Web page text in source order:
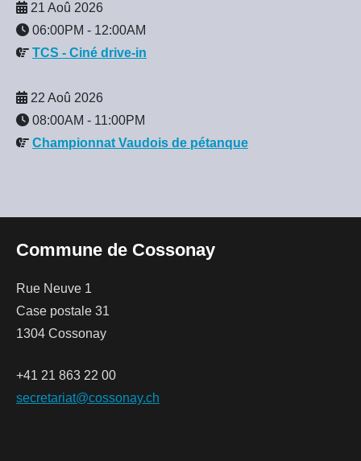
21 Aoû 2026
06:00PM - 12:00AM
TCS - Ciné drive-in
22 Aoû 2026
08:00AM - 11:00PM
Championnat Vaudois de pétanque
Commune de Cossonay
Rue Neuve 1
Case postale 31
1304 Cossonay
+41 21 863 22 00
secretariat@cossonay.ch